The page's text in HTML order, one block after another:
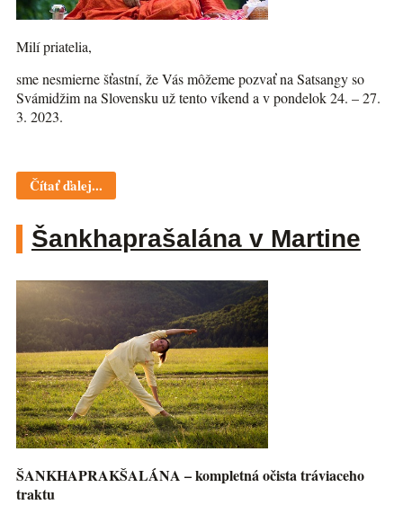
Milí priatelia,
sme nesmierne šťastní, že Vás môžeme pozvať na Satsangy so
Svámidžim na Slovensku už tento víkend a v pondelok 24. – 27.
3. 2023.
Čítať ďalej...
Šankhaprašalána v Martine
ŠANKHAPRAKŠALÁNA – kompletná očista tráviaceho
traktu